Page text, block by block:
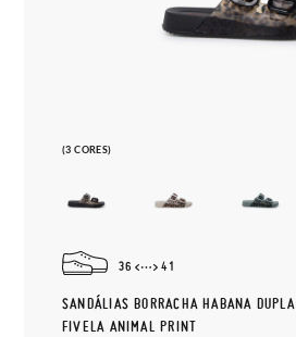
(3 CORES)
36 41
SANDÁLIAS BORRACHA HABANA DUPLA
FIVELA ANIMAL PRINT